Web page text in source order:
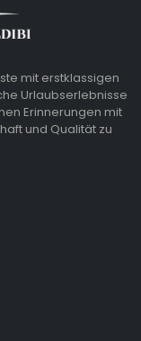
mit erstklassigen
Urlaubserlebnisse
Erinnerungen mit
und Qualität zu